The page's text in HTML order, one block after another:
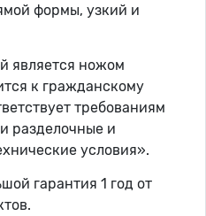
формы, узкий и
является ножом
к гражданскому
требованиям
разделочные и
условия».
гарантия 1 год от